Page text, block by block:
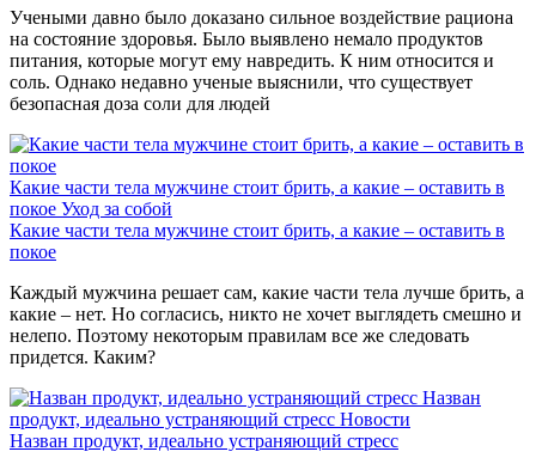
Учеными давно было доказано сильное воздействие рациона
на состояние здоровья. Было выявлено немало продуктов
питания, которые могут ему навредить. К ним относится и
соль. Однако недавно ученые выяснили, что существует
безопасная доза соли для людей
Какие части тела мужчине стоит брить, а какие – оставить в
покое Уход за собой
Какие части тела мужчине стоит брить, а какие – оставить в
покое
Каждый мужчина решает сам, какие части тела лучше брить, а
какие – нет. Но согласись, никто не хочет выглядеть смешно и
нелепо. Поэтому некоторым правилам все же следовать
придется. Каким?
Назван
продукт, идеально устраняющий стресс Новости
Назван продукт, идеально устраняющий стресс